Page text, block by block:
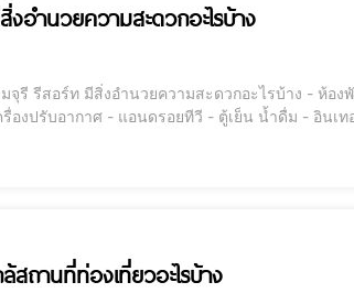
อำนวยความสะดวกอะไรบ้าง
มสะดวกอะไรบ้าง - ห้องพักทุกประเภทตกแต่งอย่างสวยงาม สะอาดสะอ้าน
สถานที่ท่องเที่ยวอะไรบ้าง